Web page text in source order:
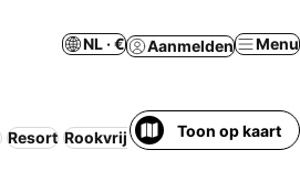
NL · € Aanmelden Menu
Resort Rookvrije kamers Koelkast
Toon op kaart